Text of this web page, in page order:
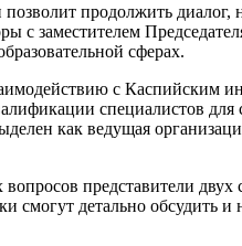
продолжить
с заместителем
сферах.
с
специалистов
как ведущая
представители
смогут детально обсудить